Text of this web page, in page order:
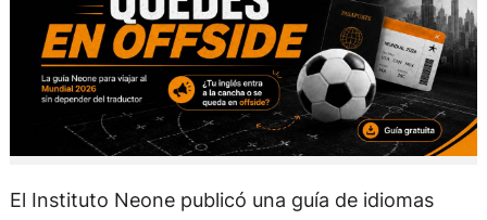
El Instituto Neone publicó una guía de idiomas